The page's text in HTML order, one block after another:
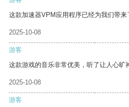
这款加速器VPM应用程序已经为我们带来
2025-10-08
游客
这款游戏的音乐非常优美，听了让人心旷
2025-10-08
游客